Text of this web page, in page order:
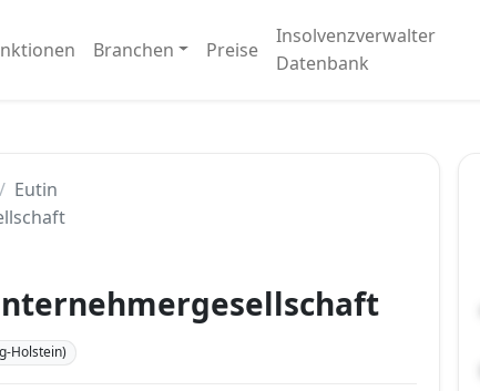
Branchen Preise
Insolvenzverwalter
Datenbank
Eutin
Holstein)